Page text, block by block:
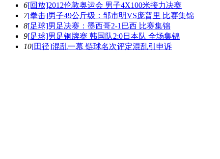
6[回放]2012伦敦奥运会 男子4X100米接力决赛
7[拳击]男子49公斤级：邹市明VS庞普里 比赛集锦
8[足球]男足决赛：墨西哥2-1巴西 比赛集锦
9[足球]男足铜牌赛 韩国队2:0日本队 全场集锦
10[田径]混乱一幕 链球名次评定混乱引申诉